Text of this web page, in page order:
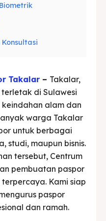
Takalar – Takalar,
di Sulawesi
alam dan
warga Takalar
untuk berbagai
studi, maupun bisnis.
tersebut, Centrum
pembuatan paspor
Kami siap
paspor
dan ramah.